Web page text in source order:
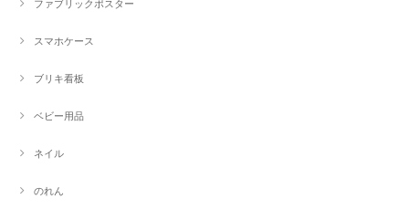
ファブリックポスター
スマホケース
ブリキ看板
ベビー用品
ネイル
のれん